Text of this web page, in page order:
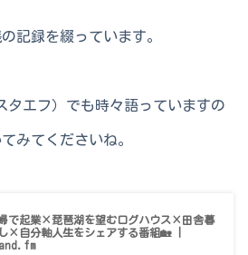
記録を綴っています。
タエフ）でも時々語っていますの
みてくださいね。
で起業×琵琶湖を望むログハウス×田舎暮
×自分軸人生をシェアする番組🏡 |